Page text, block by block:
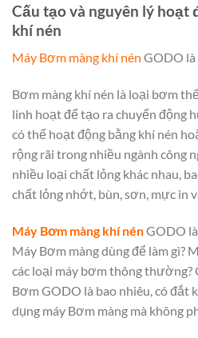
Cấu tạo và nguyên lý hoạt
khí nén
Máy Bơm màng khí nén GODO là
Bơm màng khí nén là loại bơm
linh hoạt để tạo ra chuyển động
có thể hoạt động bằng khí nén
rộng rãi trong nhiều ngành công
nhiều loại chất lỏng khác nhau,
chất lỏng nhớt, bùn, sơn, mực in
Máy Bơm màng khí nénGODO
Máy Bơm màng dùng để làm gì?
các loại máy bơm thông thường?
Bơm GODO là bao nhiêu, có đắt
dụng máy Bơm màng mà không